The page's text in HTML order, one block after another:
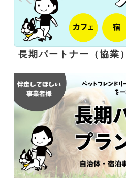
長期パートナー（協業）